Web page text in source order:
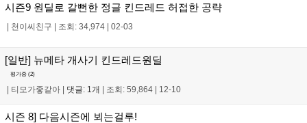
시즌9 원딜로 갈뻔한 정글 킨드레드 허접한 공략
| 천이씨친구 | 조회: 34,974 | 02-03
[일반] 뉴메타 개사기 킨드레드원딜
평가중 (2)
티모가좋같아 댓글: 1개 조회: 59,864 12-10
시즌 8] 다음시즌에 뵈는걸루!